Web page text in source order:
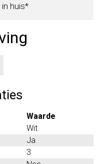
huis*
Waarde
Wit
Ja
3